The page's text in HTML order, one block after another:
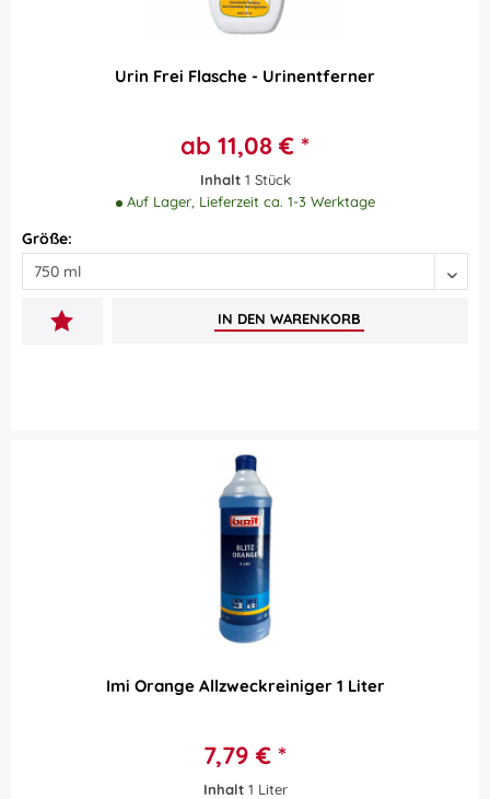
Urin Frei Flasche - Urinentferner
ab 11,08 € *
Inhalt 1 Stück
Auf Lager, Lieferzeit ca. 1-3 Werktage
Größe:
IN DEN WARENKORB
Imi Orange Allzweckreiniger 1 Liter
7,79 € *
Inhalt 1 Liter